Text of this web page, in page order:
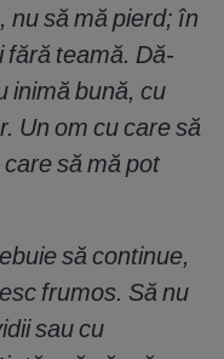
nu să mă pierd; în
fără teamă. Dă-
inimă bună, cu
Un om cu care să
să mă pot
să continue,
frumos. Să nu
sau cu